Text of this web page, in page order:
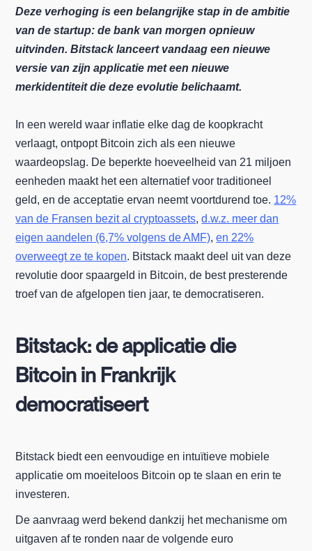
Deze verhoging is een belangrijke stap in de ambitie
van de startup: de bank van morgen opnieuw
uitvinden. Bitstack lanceert vandaag een nieuwe
versie van zijn applicatie met een nieuwe
merkidentiteit die deze evolutie belichaamt.
In een wereld waar inflatie elke dag de koopkracht
verlaagt, ontpopt Bitcoin zich als een nieuwe
waardeopslag. De beperkte hoeveelheid van 21 miljoen
eenheden maakt het een alternatief voor traditioneel
geld, en de acceptatie ervan neemt voortdurend toe. 12%
van de Fransen bezit al cryptoassets,d.w.z. meer dan
eigen aandelen (6,7% volgens de AMF),en 22%
overweegt ze te kopen. Bitstack maakt deel uit van deze
revolutie door spaargeld in Bitcoin, de best presterende
troef van de afgelopen tien jaar, te democratiseren.
Bitstack: de applicatie die
Bitcoin in Frankrijk
democratiseert
Bitstack biedt een eenvoudige en intuïtieve mobiele
applicatie om moeiteloos Bitcoin op te slaan en erin te
investeren.
De aanvraag werd bekend dankzij het mechanisme om
uitgaven af te ronden naar de volgende euro